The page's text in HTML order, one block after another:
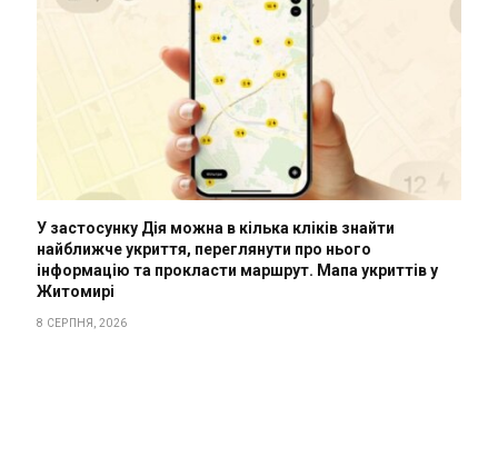
У застосунку Дія можна в кілька кліків знайти
найближче укриття, переглянути про нього
інформацію та прокласти маршрут. Мапа укриттів у
Житомирі
8 СЕРПНЯ, 2026